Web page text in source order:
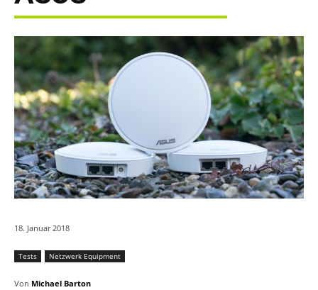
18. Januar 2018
Tests Netzwerk Equipment
Von Michael Barton